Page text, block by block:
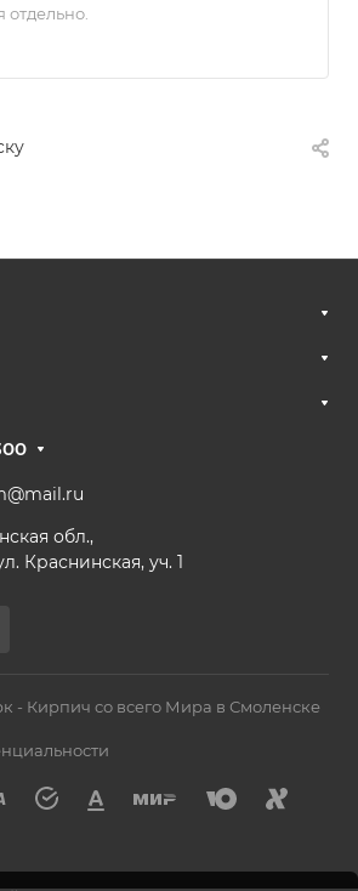
отдельно.
обл.,
Краснинская, уч. 1
- Кирпич со всего Мира в Смоленске